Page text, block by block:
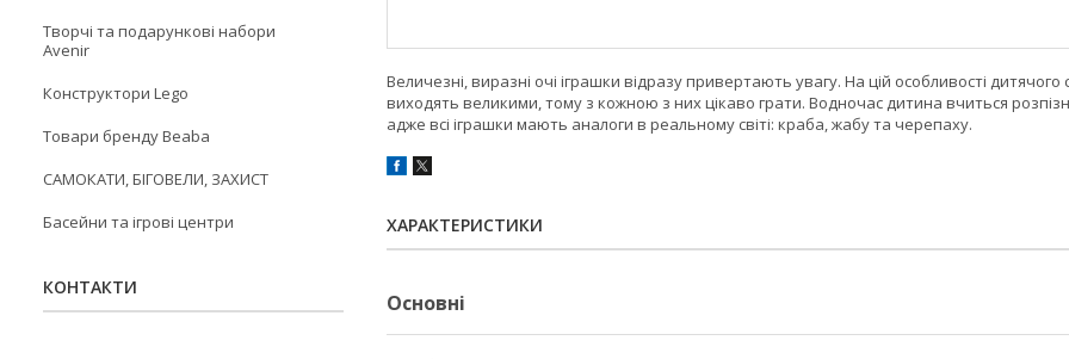
Величезні, виразні очі іграшки відразу привертають увагу. На цій особливості
виходять великими, тому з кожною з них цікаво грати. Водночас дитина вчиться
адже всі іграшки мають аналоги в реальному світі: краба, жабу та черепаху.
ХАРАКТЕРИСТИКИ
Основні
Творчі та подарункові набори
Avenir
Конструктори Lego
Товари бренду Beaba
САМОКАТИ, БІГОВЕЛИ, ЗАХИСТ
Басейни та ігрові центри
КОНТАКТИ